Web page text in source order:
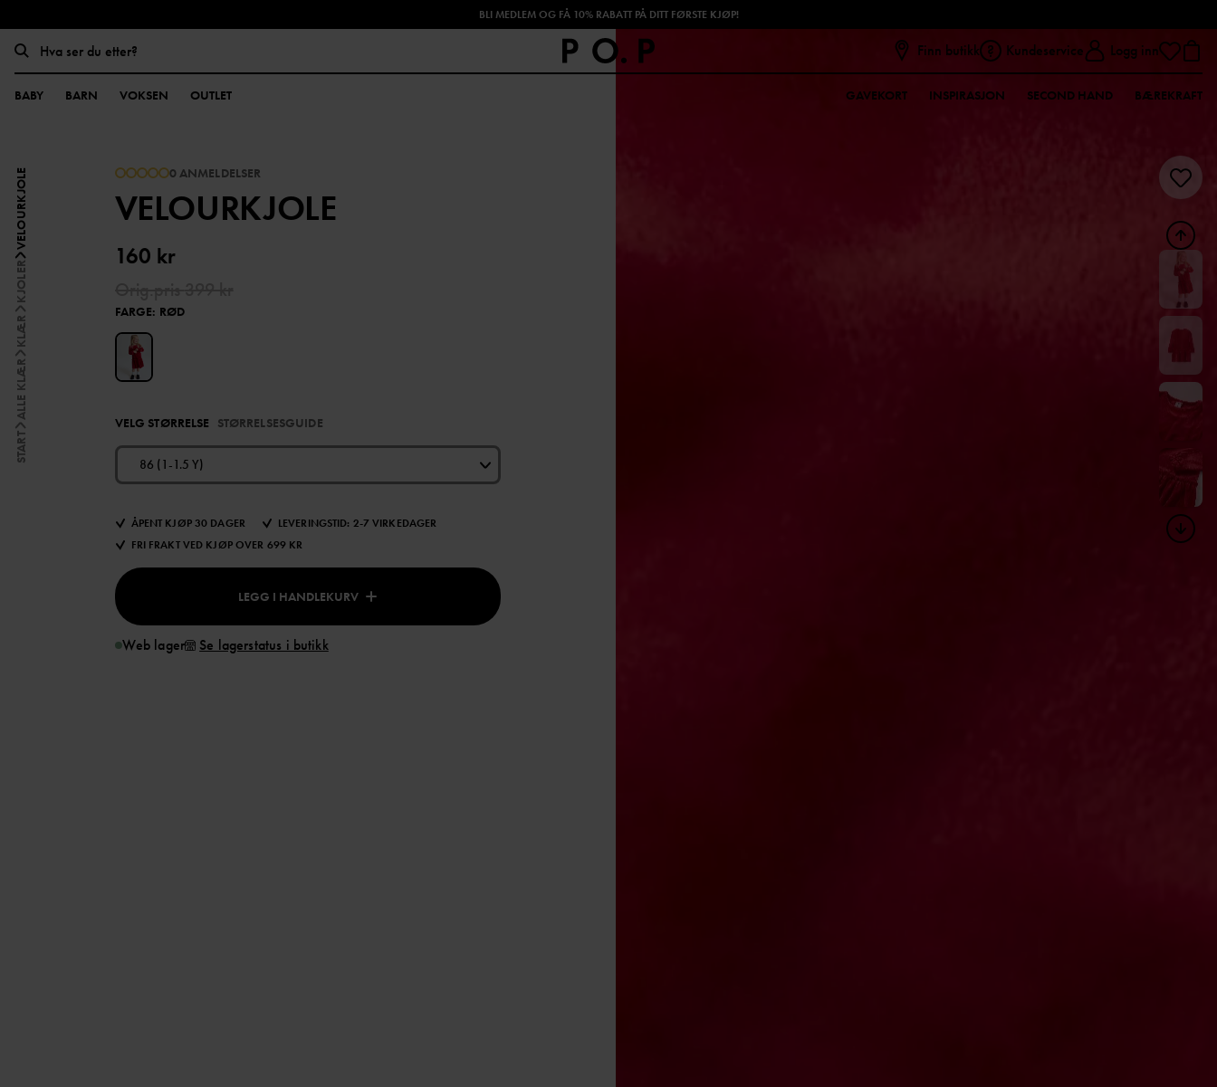
BLI MEDLEM OG FÅ 10% RABATT PÅ DITT FØRSTE KJØP!
SHOP HØSTENS NYHETER!
Finn butikk Kundeservice Logg inn
BABY BARN VOKSEN OUTLET GAVEKORT INSPIRASJON SECOND HAND BÆREKRAFT
START
ALLE KLÆR
KLÆR
KJOLER
VELOURKJOLE 0 ANMELDELSER
VELOURKJOLE
160 kr
FARGE: RØD
VELG STØRRELSE STØRRELSESGUIDE
86 (1-1.5 Y)
ÅPENT KJØP 30 DAGER
LEVERINGSTID: 2-7 VIRKEDAGER
FRI FRAKT VED KJØP OVER 699 KR
LEGG I HANDLEKURV
Web lager Se lagerstatus i butikk